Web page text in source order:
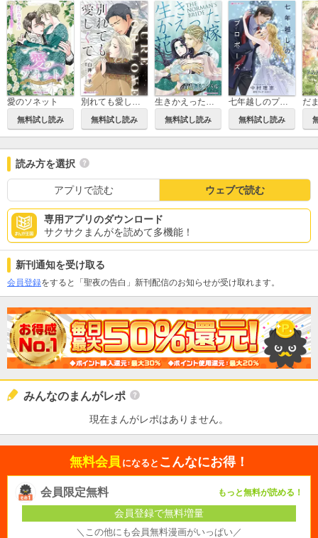
愛のソネット
無料試し読み
別れても愛しくて
無料試し読み
生きかえった花嫁
無料試し読み
七年越しのプロポーズ
無料試し読み
読み方を選択
アプリで読む ウェブで読む
専用アプリのダウンロード
サクサクまんがを読めて多機能！
新刊通知を受け取る
会員登録をすると「聖夜の告白」新刊配信のお知らせが受け取れます。
みんなのまんがレポ
現在まんがレポはありません。
無料会員 になると こんなにお得！
会員限定無料 もっと無料が読める！
会員登録で無料増量
＼この他にも会員無料漫画がいっぱい／